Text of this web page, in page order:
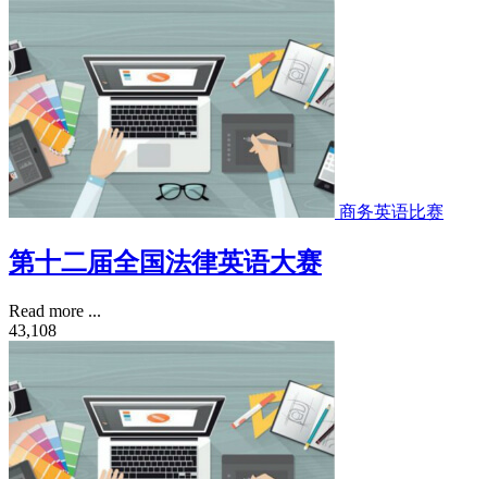
商务英语比赛
第十二届全国法律英语大赛
Read more ...
43,108